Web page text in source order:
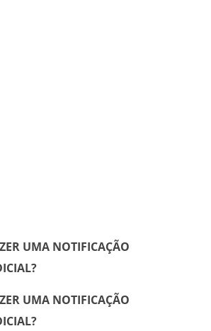
UMA NOTIFICAÇÃO
UMA NOTIFICAÇÃO